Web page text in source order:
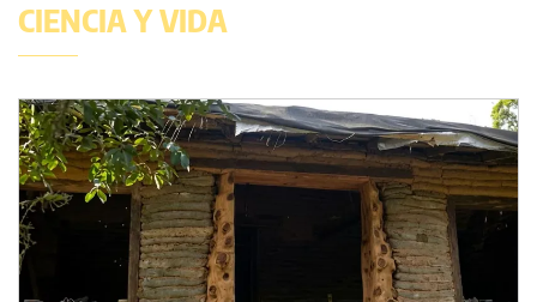
CIENCIA Y VIDA